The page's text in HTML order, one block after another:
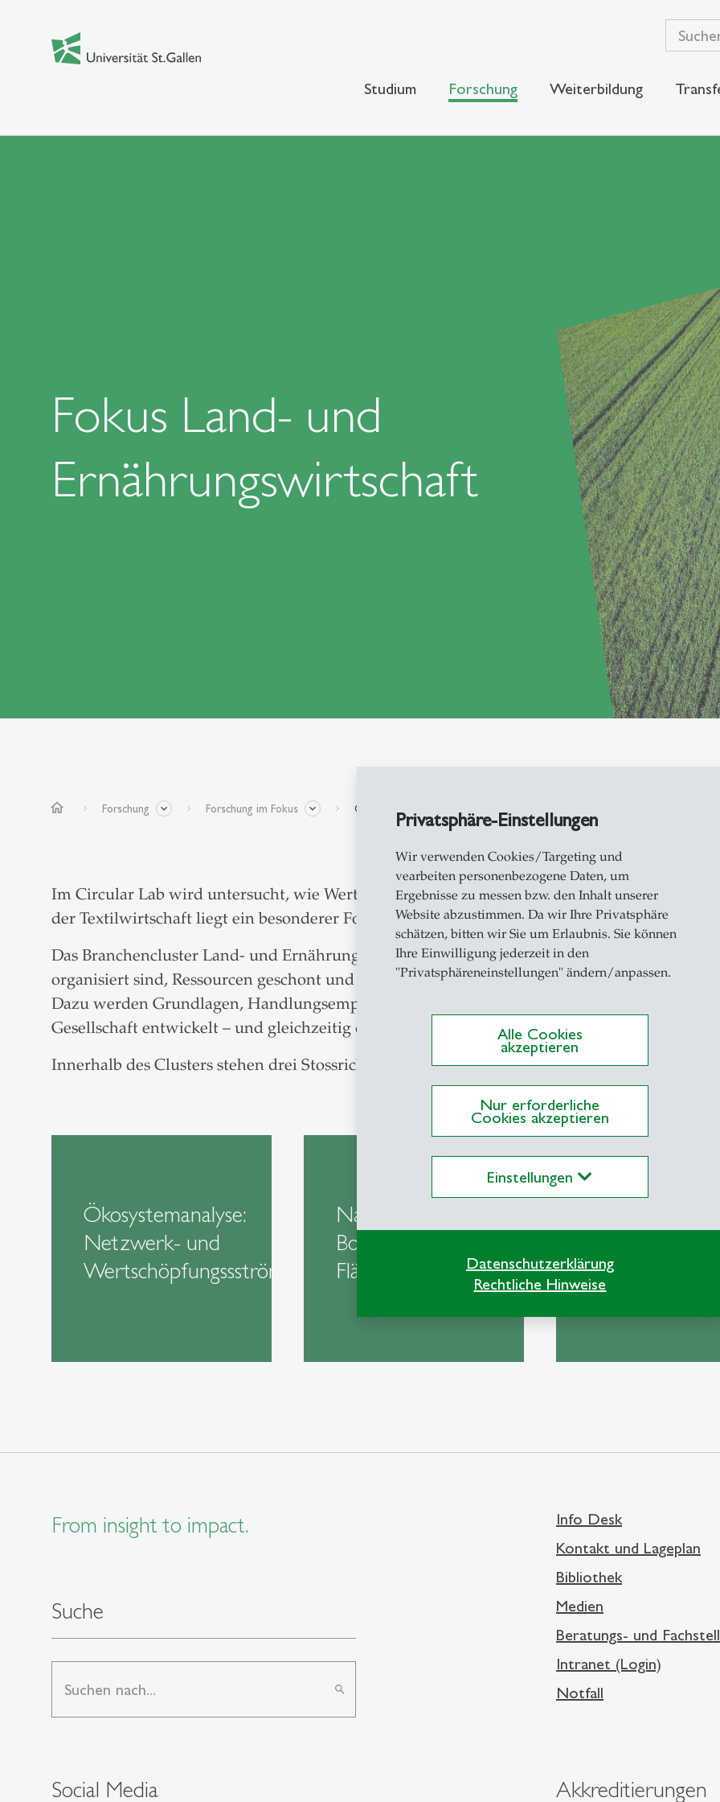
Privatsphäre-Einstellungen
Wir verwenden Cookies/Targeting und
vearbeiten personenbezogene Daten, um
Ergebnisse zu messen bzw. den Inhalt unserer
Website abzustimmen. Da wir Ihre Privatsphäre
schätzen, bitten wir Sie um Erlaubnis. Sie können
Ihre Einwilligung jederzeit in den
"Privatsphäreneinstellungen" ändern/anpassen.
Alle Cookies
akzeptieren
Nur erforderliche
Cookies akzeptieren
Einstellungen
Datenschutzerklärung
Rechtliche Hinweise
Studium Forschung Weiterbildung
Fokus Land- und
Ernährungswirtschaft
home Forschung Forschung im Fokus Circular Lab
Im Circular Lab wird untersucht, wie Wertschöpfungsketten zirkulärer, resilienter und
der Textilwirtschaft liegt ein besonderer Fokus auf derLand- und Ernährungswirtschaft
Das Branchencluster Land- und Ernährungswirtschaft verfolgt die Vision einer
organisiert sind, Ressourcen geschont und ökologische, ökonomische und gesellschaftliche
Dazu werden Grundlagen, Handlungsempfehlungen und Entscheidungsinstrumente für
Gesellschaft entwickelt – und gleichzeitig die Bevölkerung für die Bedeutung der
Innerhalb des Clusters stehen drei Stossrichtungen im Fokus:
Ökosystemanalyse:
Netzwerk- und
Wertschöpfungssströme
Nachhaltige
Boden- und
Flächenplanung
From insight to impact.
Suche
search
Social Media
Info Desk
Kontakt und Lageplan
Bibliothek
Medien
Beratungs- und
Intranet (Login)
Notfall
Akkreditierungen